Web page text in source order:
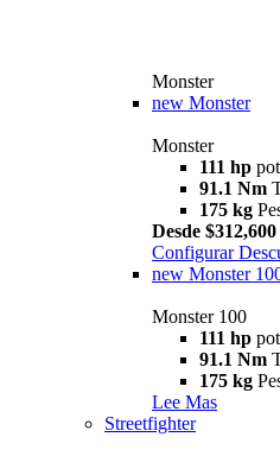
Monster
new Monster
Monster
111 hp
91.1 Nm
175 kg
Desde
Configurar
new Monster
Monster 100
111 hp
91.1 Nm
175 kg
Lee Mas
Streetfighter